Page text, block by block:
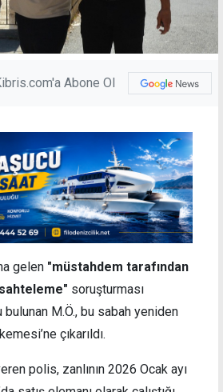
Abone Ol
gelen "müstahdem tarafından
soruşturması
bulunan M.Ö., bu sabah yeniden
çıkarıldı.
polis, zanlının 2026 Ocak ayı